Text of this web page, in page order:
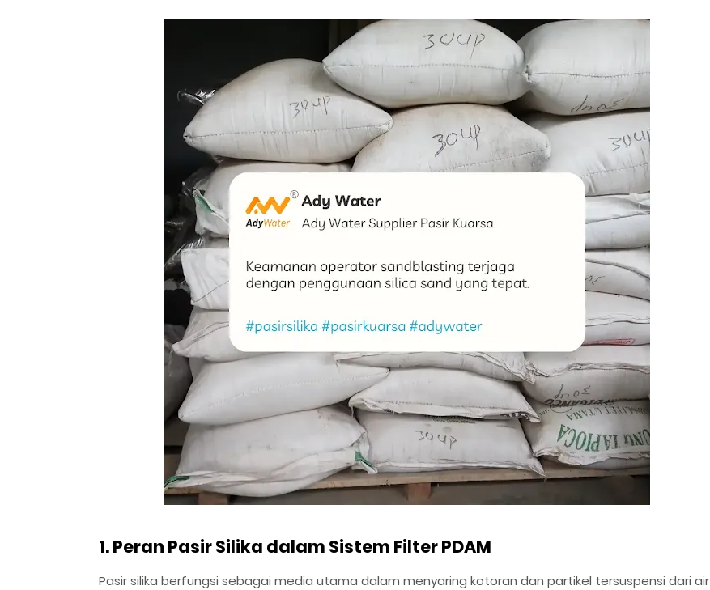
1. Peran Pasir Silika dalam Sistem Filter PDAM
Pasir silika berfungsi sebagai media utama dalam menyaring kotoran dan partikel tersuspensi dari air